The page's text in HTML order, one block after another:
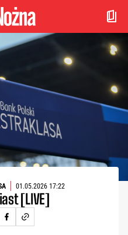
01.05.2026 17:22
[LIVE]